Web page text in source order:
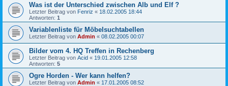
Was ist der Unterschied zwischen Alb und Elf ?
Letzter Beitrag von Fenriz « 18.02.2005 18:44
Antworten: 1
Variablenliste für Möbelsuchtabellen
Letzter Beitrag von Admin « 08.02.2005 00:07
Bilder vom 4. HQ Treffen in Rechenberg
Letzter Beitrag von Acid « 19.01.2005 12:58
Antworten: 5
Ogre Horden - Wer kann helfen?
Letzter Beitrag von Admin « 17.01.2005 08:52